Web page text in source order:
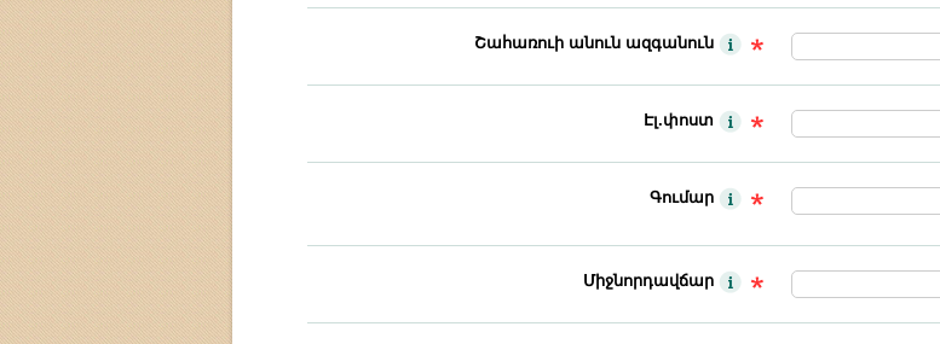
Շահառուի անուն ազգանուն
Էլ.փոստ
Գումար
Միջնորդավճար